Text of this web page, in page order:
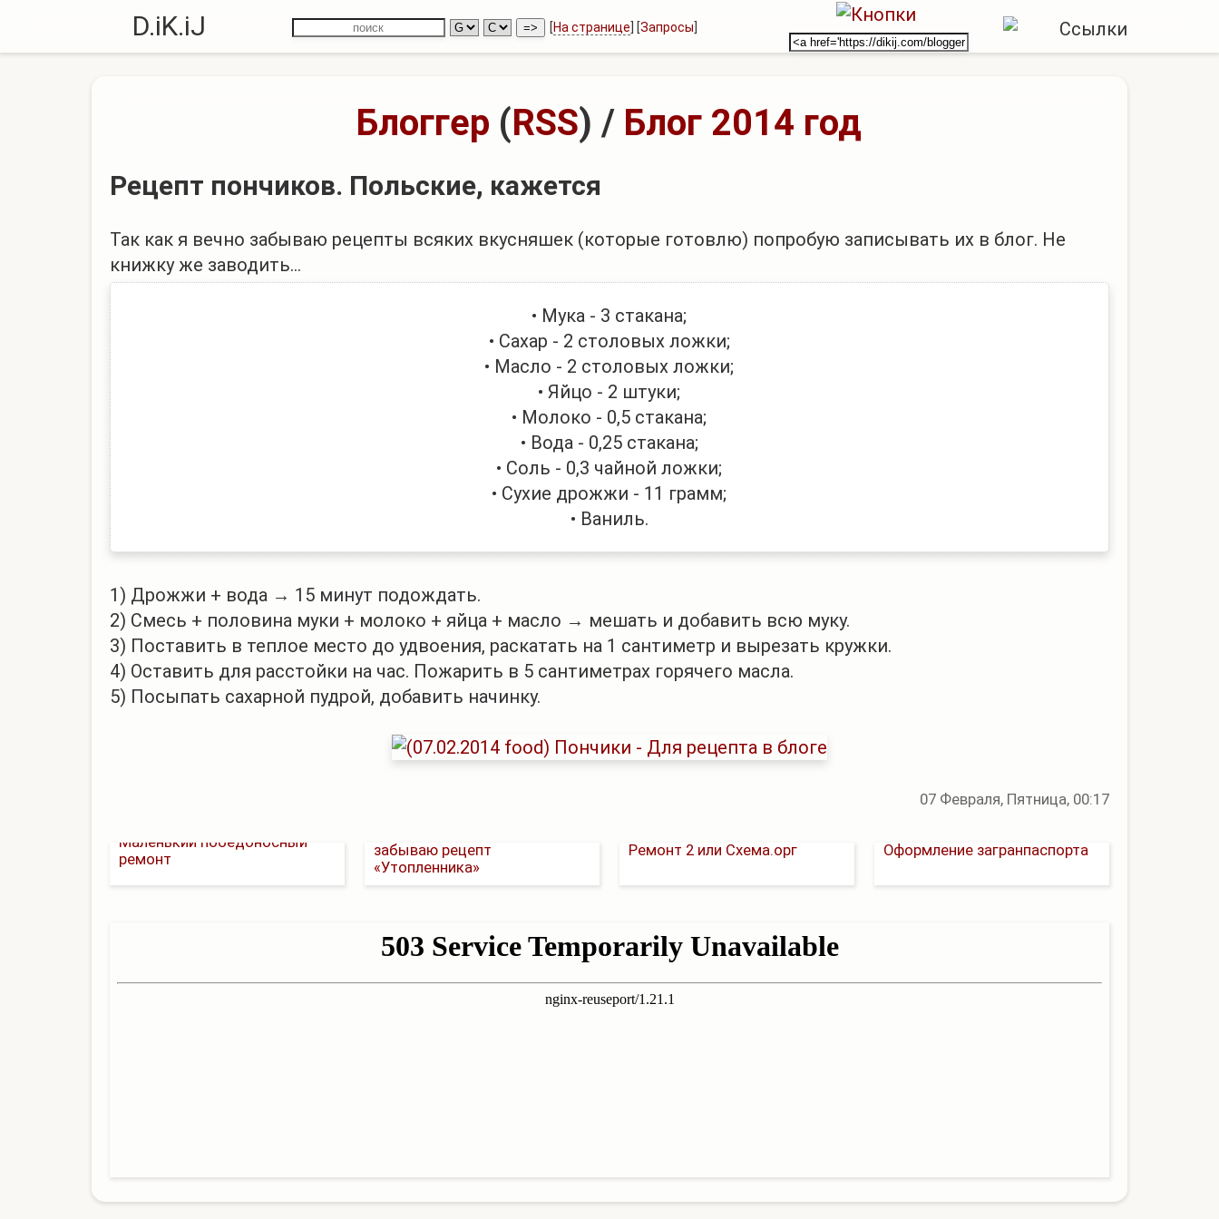
D.iK.iJ [На странице ] [Запросы
Блоггер (RSS) / Блог 2014 год
Рецепт пончиков. Польские, кажется
Так как я вечно забываю рецепты всяких вкусняшек (которые готовлю) попробую записывать их в блог. Не
книжку же заводить...
• Мука - 3 стакана;
• Сахар - 2 столовых ложки;
• Масло - 2 столовых ложки;
• Яйцо - 2 штуки;
• Молоко - 0,5 стакана;
• Вода - 0,25 стакана;
• Соль - 0,3 чайной ложки;
• Сухие дрожжи - 11 грамм;
• Ваниль.
1) Дрожжи + вода → 15 минут подождать.
2) Смесь + половина муки + молоко + яйца + масло → мешать и добавить всю муку.
3) Поставить в теплое место до удвоения, раскатать на 1 сантиметр и вырезать кружки.
4) Оставить для расстойки на час. Пожарить в 5 сантиметрах горячего масла.
5) Посыпать сахарной пудрой, добавить начинку.
07 Февраля, Пятница, 00:17
Маленький победоносный
ремонт
забываю рецепт
«Утопленника»
Ремонт 2 или Схема.орг Оформление загранпаспорта